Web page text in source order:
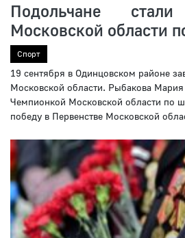
Подольчане
Московской области
Спорт
19 сентября в Одинцовском районе
Московской области. Рыбакова
Чемпионкой Московской области по
победу в Первенстве Московской